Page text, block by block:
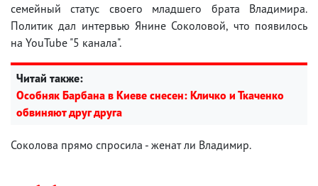
семейный статус своего младшего брата Владимира.
Политик дал интервью Янине Соколовой, что появилось
на YouTube "5 канала".
Читай также:
Особняк Барбана в Киеве снесен: Кличко и Ткаченко
обвиняют друг друга
Соколова прямо спросила - женат ли Владимир.